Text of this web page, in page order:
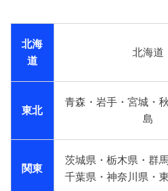
北海
道
北海道
東北
青森・岩手・宮城・
島
関東
茨城県・栃木県・群
千葉県・神奈川県・